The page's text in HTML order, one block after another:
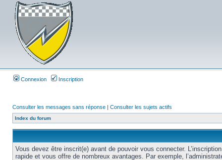
Connexion Inscription
Consulter les messages sans réponse | Consulter les sujets actifs
Index du forum
Vous devez être inscrit(e) avant de pouvoir vous connecter.
rapide et vous offre de nombreux avantages. Par exemple,